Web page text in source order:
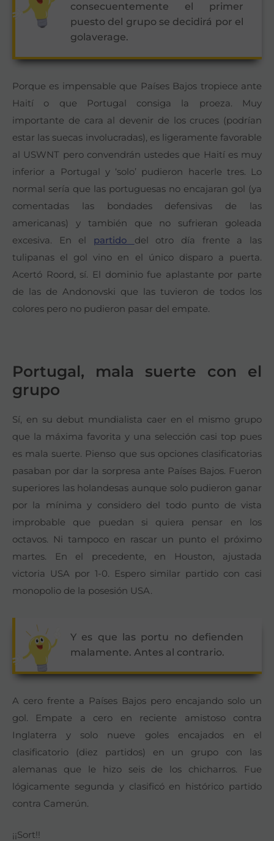
consecuentemente el primer
puesto del grupo se decidirá por el
golaverage.
Porque es impensable que Países Bajos tropiece ante
Haití o que Portugal consiga la proeza. Muy
importante de cara al devenir de los cruces (podrían
estar las suecas involucradas), es ligeramente favorable
al USWNT pero convendrán ustedes que Haití es muy
inferior a Portugal y ‘solo’ pudieron hacerle tres. Lo
normal sería que las portuguesas no encajaran gol (ya
comentadas las bondades defensivas de las
americanas) y también que no sufrieran goleada
excesiva. En el partido del otro día frente a las
tulipanas el gol vino en el único disparo a puerta.
Acertó Roord, sí. El dominio fue aplastante por parte
de las de Andonovski que las tuvieron de todos los
colores pero no pudieron pasar del empate.
Portugal, mala suerte con el
grupo
Sí, en su debut mundialista caer en el mismo grupo
que la máxima favorita y una selección casi top pues
es mala suerte. Pienso que sus opciones clasificatorias
pasaban por dar la sorpresa ante Países Bajos. Fueron
superiores las holandesas aunque solo pudieron ganar
por la mínima y considero del todo punto de vista
improbable que puedan si quiera pensar en los
octavos. Ni tampoco en rascar un punto el próximo
martes. En el precedente, en Houston, ajustada
victoria USA por 1-0. Espero similar partido con casi
monopolio de la posesión USA.
Y es que las portu no defienden
malamente. Antes al contrario.
A cero frente a Países Bajos pero encajando solo un
gol. Empate a cero en reciente amistoso contra
Inglaterra y solo nueve goles encajados en el
clasificatorio (diez partidos) en un grupo con las
alemanas que le hizo seis de los chicharros. Fue
lógicamente segunda y clasificó en histórico partido
contra Camerún.
¡¡Sort!!